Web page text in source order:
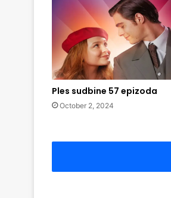
Ples sudbine 57 epizoda
October 2, 2024